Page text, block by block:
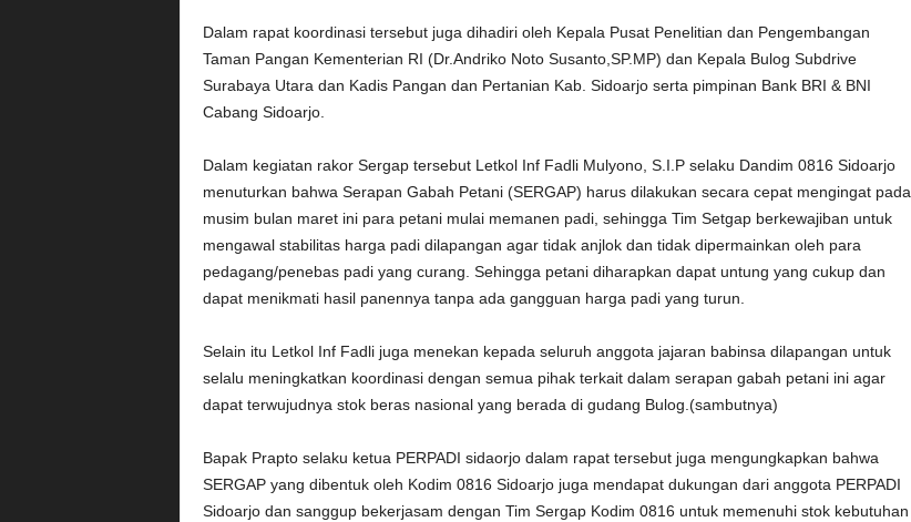
Dalam rapat koordinasi tersebut juga dihadiri oleh Kepala Pusat Penelitian dan Pengembangan
Taman Pangan Kementerian RI (Dr.Andriko Noto Susanto,SP.MP) dan Kepala Bulog Subdrive
Surabaya Utara dan Kadis Pangan dan Pertanian Kab. Sidoarjo serta pimpinan Bank BRI & BNI
Cabang Sidoarjo.
Dalam kegiatan rakor Sergap tersebut Letkol Inf Fadli Mulyono, S.I.P selaku Dandim 0816 Sidoarjo
menuturkan bahwa Serapan Gabah Petani (SERGAP) harus dilakukan secara cepat mengingat pada
musim bulan maret ini para petani mulai memanen padi, sehingga Tim Setgap berkewajiban untuk
mengawal stabilitas harga padi dilapangan agar tidak anjlok dan tidak dipermainkan oleh para
pedagang/penebas padi yang curang. Sehingga petani diharapkan dapat untung yang cukup dan
dapat menikmati hasil panennya tanpa ada gangguan harga padi yang turun.
Selain itu Letkol Inf Fadli juga menekan kepada seluruh anggota jajaran babinsa dilapangan untuk
selalu meningkatkan koordinasi dengan semua pihak terkait dalam serapan gabah petani ini agar
dapat terwujudnya stok beras nasional yang berada di gudang Bulog.(sambutnya)
Bapak Prapto selaku ketua PERPADI sidaorjo dalam rapat tersebut juga mengungkapkan bahwa
SERGAP yang dibentuk oleh Kodim 0816 Sidoarjo juga mendapat dukungan dari anggota PERPADI
Sidoarjo dan sanggup bekerjasam dengan Tim Sergap Kodim 0816 untuk memenuhi stok kebutuhan